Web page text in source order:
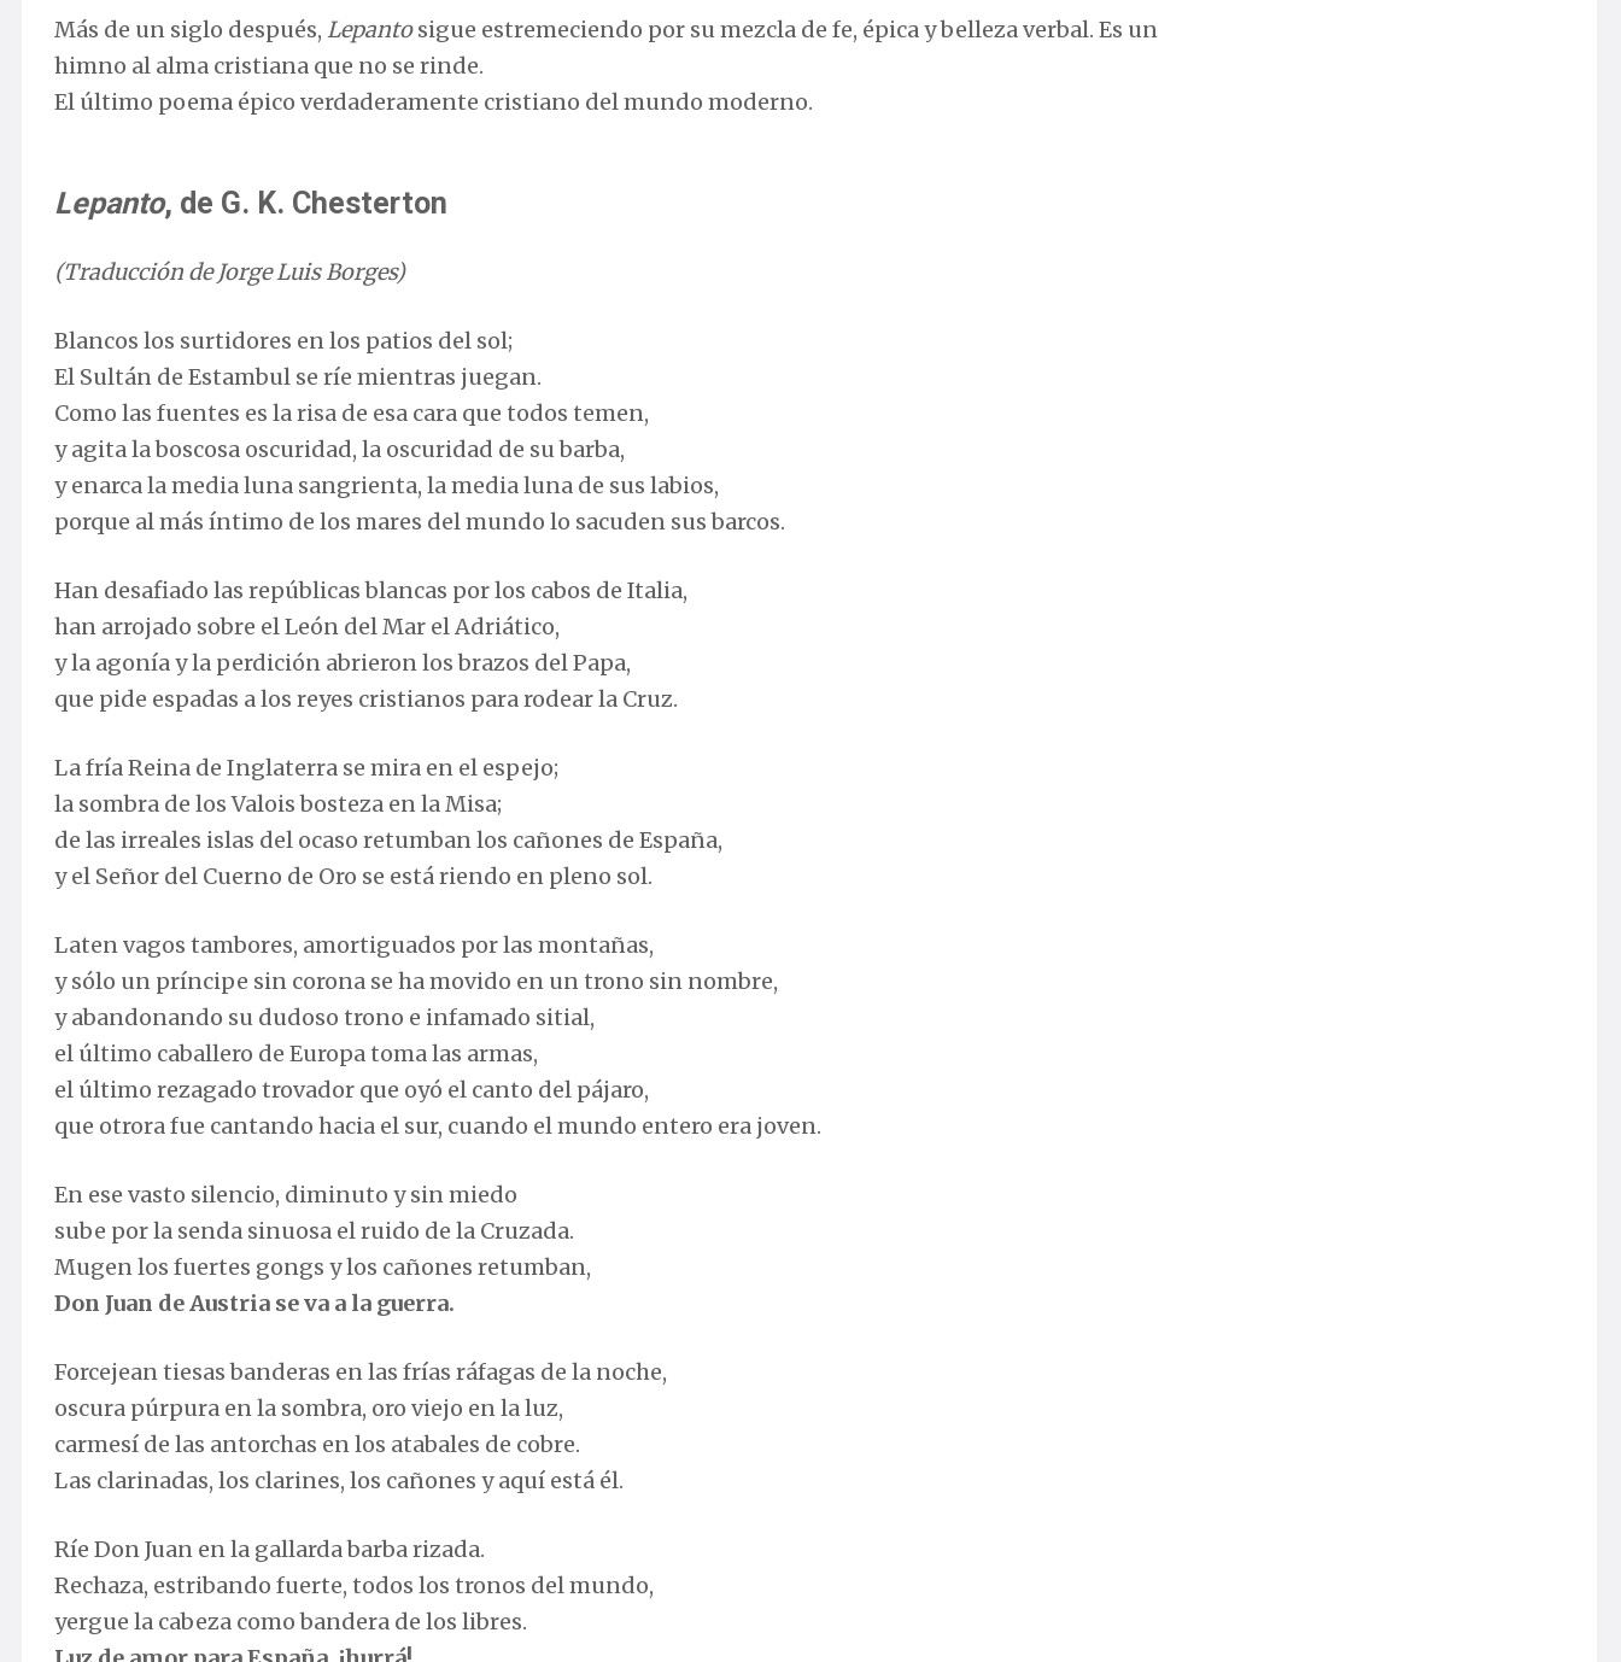
Más de un siglo después, Lepantosigue estremeciendo por su mezcla de fe, épica y belleza verbal. Es un
himno al alma cristiana que no se rinde.
El último poema épico verdaderamente cristiano del mundo moderno.
Lepanto, de G. K. Chesterton
(Traducción de Jorge Luis Borges)
Blancos los surtidores en los patios del sol;
El Sultán de Estambul se ríe mientras juegan.
Como las fuentes es la risa de esa cara que todos temen,
y agita la boscosa oscuridad, la oscuridad de su barba,
y enarca la media luna sangrienta, la media luna de sus labios,
porque al más íntimo de los mares del mundo lo sacuden sus barcos.
Han desafiado las repúblicas blancas por los cabos de Italia,
han arrojado sobre el León del Mar el Adriático,
y la agonía y la perdición abrieron los brazos del Papa,
que pide espadas a los reyes cristianos para rodear la Cruz.
La fría Reina de Inglaterra se mira en el espejo;
la sombra de los Valois bosteza en la Misa;
de las irreales islas del ocaso retumban los cañones de España,
y el Señor del Cuerno de Oro se está riendo en pleno sol.
Laten vagos tambores, amortiguados por las montañas,
y sólo un príncipe sin corona se ha movido en un trono sin nombre,
y abandonando su dudoso trono e infamado sitial,
el último caballero de Europa toma las armas,
el último rezagado trovador que oyó el canto del pájaro,
que otrora fue cantando hacia el sur, cuando el mundo entero era joven.
En ese vasto silencio, diminuto y sin miedo
sube por la senda sinuosa el ruido de la Cruzada.
Mugen los fuertes gongs y los cañones retumban,
Don Juan de Austria se va a la guerra.
Forcejean tiesas banderas en las frías ráfagas de la noche,
oscura púrpura en la sombra, oro viejo en la luz,
carmesí de las antorchas en los atabales de cobre.
Las clarinadas, los clarines, los cañones y aquí está él.
Ríe Don Juan en la gallarda barba rizada.
Rechaza, estribando fuerte, todos los tronos del mundo,
yergue la cabeza como bandera de los libres.